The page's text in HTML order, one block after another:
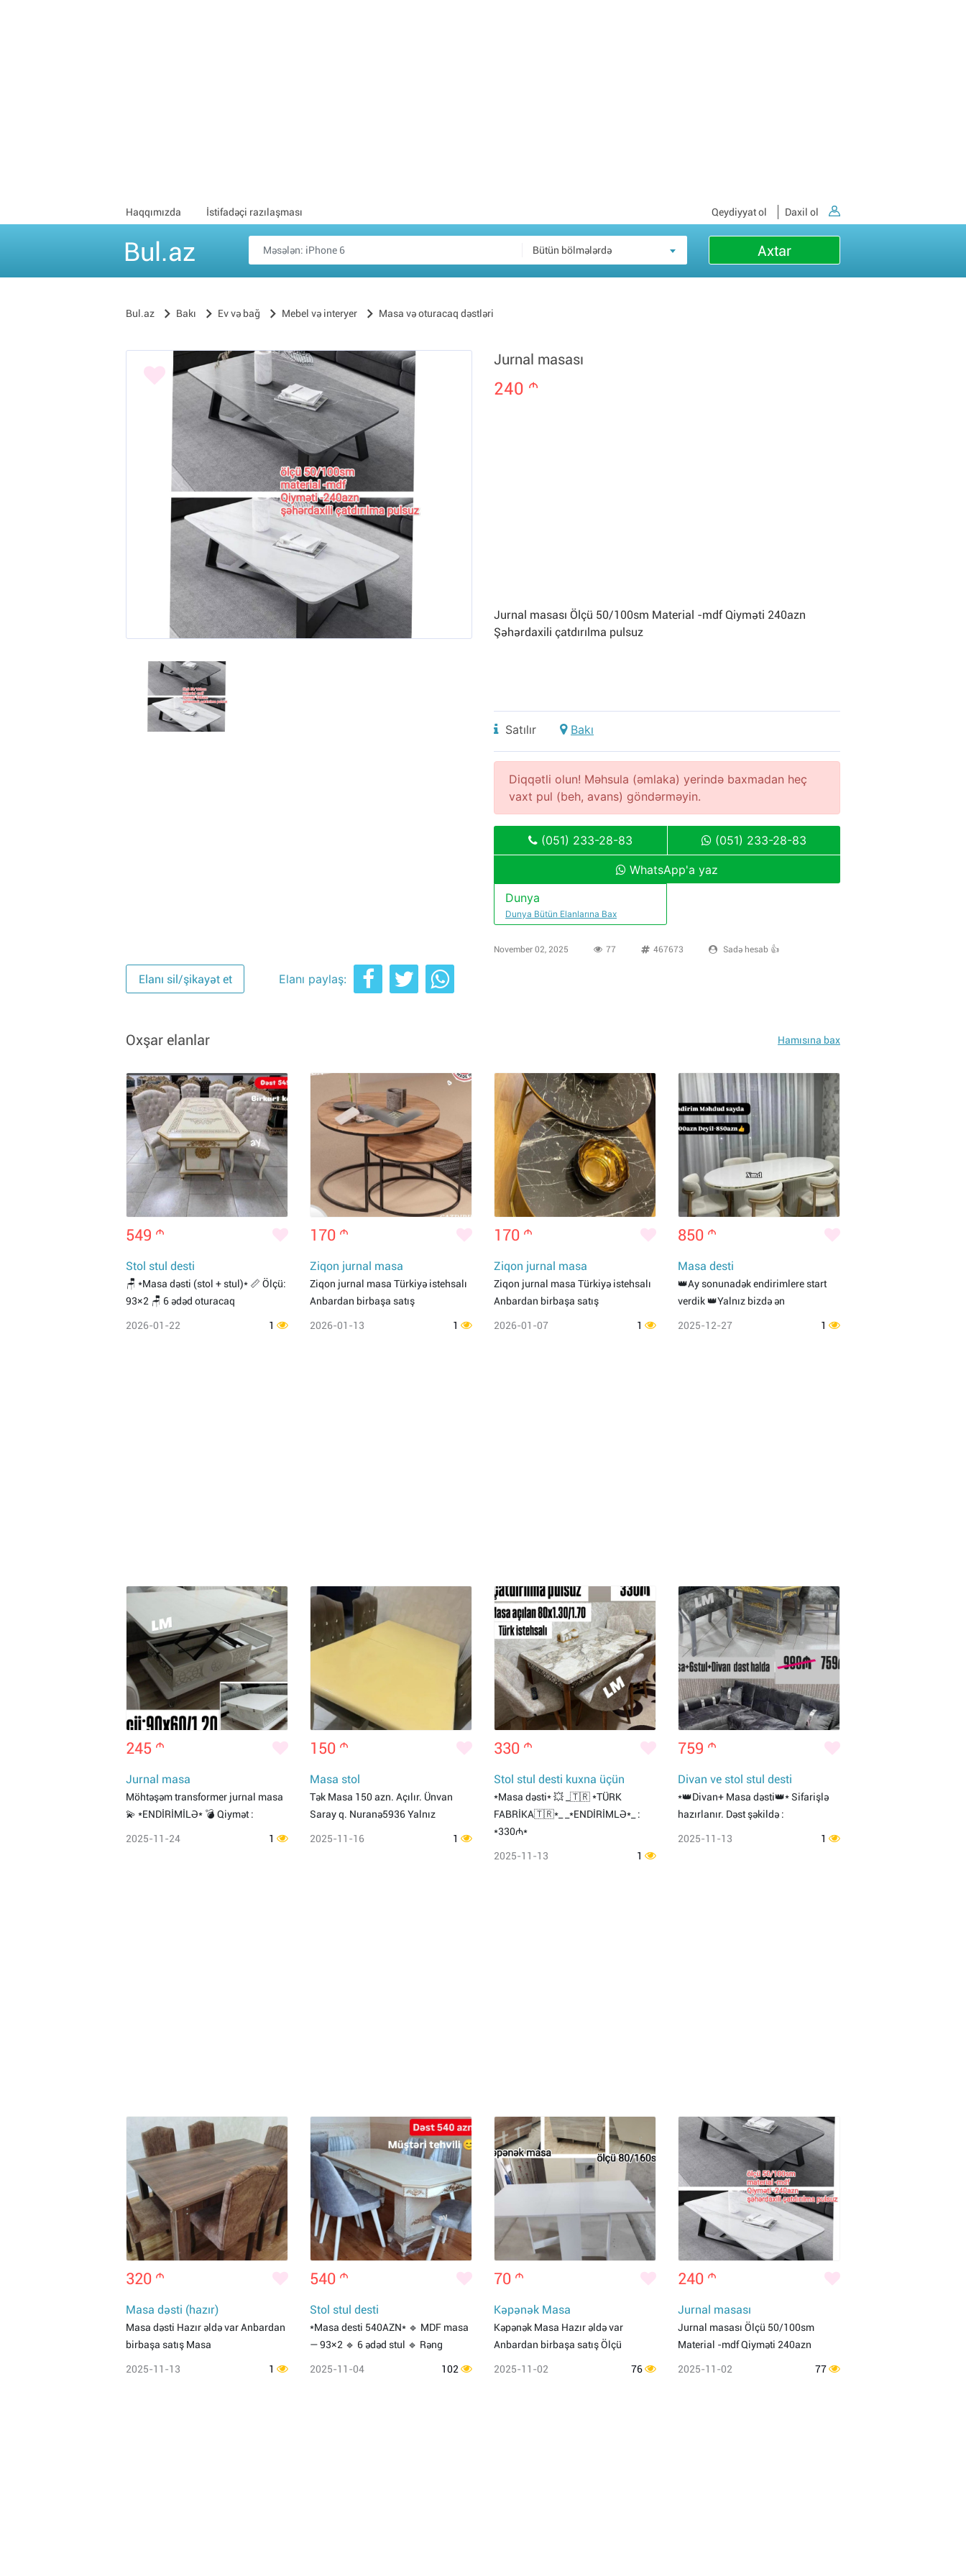
Haqqımızda İstifadəçi razılaşması Qeydiyyat ol Daxil ol
Bul.az Bütün bölmələrdə Axtar
Bul.az Bakı Ev və bağ Mebel və interyer Masa və oturacaq dəstləri
Jurnal masası
240 m
Jurnal masası Ölçü 50/100sm Material -mdf Qiyməti 240azn
Şəhərdaxili çatdırılma pulsuz
Satılır Bakı
Diqqətli olun! Məhsula (əmlaka) yerində baxmadan heç
vaxt pul (beh, avans) göndərməyin.
(051) 233-28-83 (051) 233-28-83
WhatsApp'a yaz
Dunya
Dunya Bütün Elanlarına Bax
November 02, 2025 77 467673 Sadə hesab 👍
Elanı sil/şikayət et Elanı paylaş:
Oxşar elanlar Hamısına bax
549 m
Stol stul desti
🪑 *Masa dəsti (stol + stul)* 📏 Ölçü:
93×2 🪑 6 ədəd oturacaq
2026-01-22 1
170 m
Ziqon jurnal masa
Ziqon jurnal masa Türkiyə istehsalı
Anbardan birbaşa satış
2026-01-13 1
170 m
Ziqon jurnal masa
Ziqon jurnal masa Türkiyə istehsalı
Anbardan birbaşa satış
2026-01-07 1
850 m
Masa desti
👑Ay sonunadək endirimlere start
verdik 👑Yalnız bizdə ən
2025-12-27 1
245 m
Jurnal masa
Möhtəşəm transformer jurnal masa
💫 *ENDİRİMİLƏ* 💣 Qiymət :
2025-11-24 1
150 m
Masa stol
Tək Masa 150 azn. Açılır. Ünvan
Saray q. Nuranə5936 Yalnız
2025-11-16 1
330 m
Stol stul desti kuxna üçün
*Masa dəsti* 💥 _🇹🇷 *TÜRK
FABRİKA🇹🇷*_ _*ENDİRİMLƏ*_ :
*330₼*
2025-11-13 1
759 m
Divan ve stol stul desti
*👑Divan+ Masa dəsti👑* Sifarişlə
hazırlanır. Dəst şəkildə :
2025-11-13 1
320 m
Masa dəsti (hazır)
Masa dəsti Hazır əldə var Anbardan
birbaşa satış Masa
2025-11-13 1
540 m
Stol stul desti
*Masa desti 540AZN* 🔹 MDF masa
— 93×2 🔹 6 ədəd stul 🔹 Rəng
2025-11-04 102
70 m
Kəpənək Masa
Kəpənək Masa Hazır əldə var
Anbardan birbaşa satış Ölçü
2025-11-02 76
240 m
Jurnal masası
Jurnal masası Ölçü 50/100sm
Material -mdf Qiyməti 240azn
2025-11-02 77